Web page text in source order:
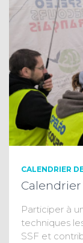
CALENDRIER
Calendrier
Participer à
techniques
SSF et